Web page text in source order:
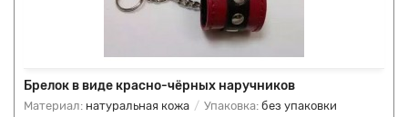
Брелок в виде красно-чёрных наручников
Материал: натуральная кожа Упаковка: без упаковки